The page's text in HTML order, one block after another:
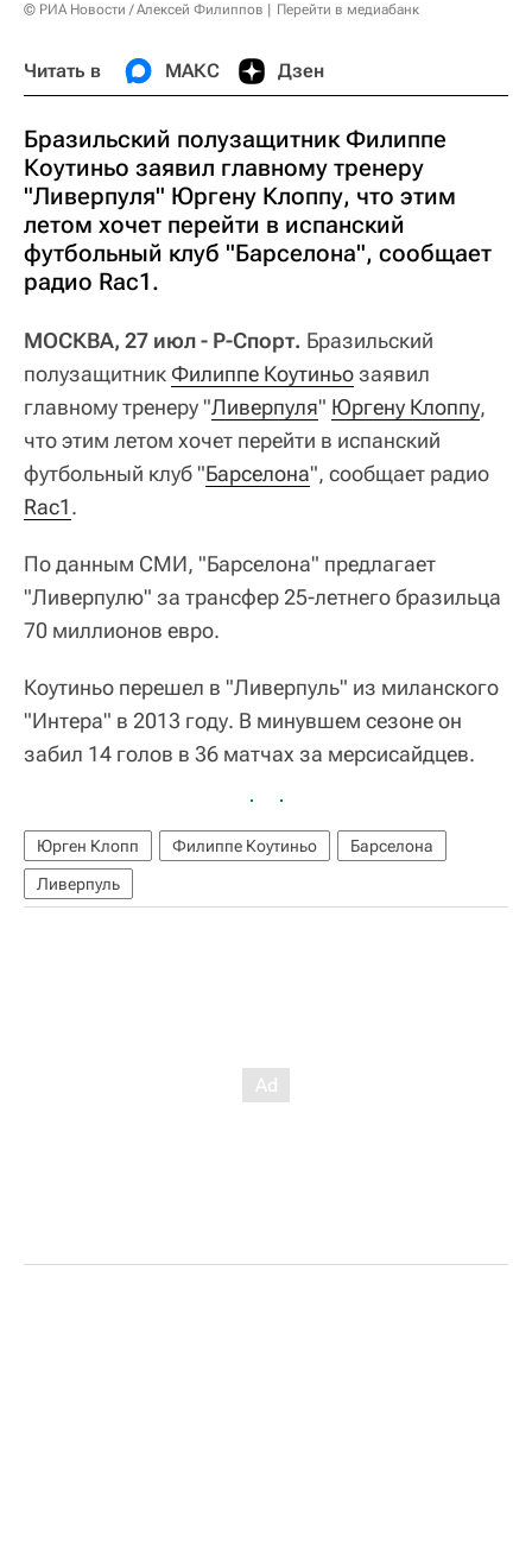
© РИА Новости / Алексей Филиппов Перейти в медиабанк
Читать в МАКС Дзен
Бразильский полузащитник Филиппе
Коутиньо заявил главному тренеру
"Ливерпуля" Юргену Клоппу, что этим
летом хочет перейти в испанский
футбольный клуб "Барселона", сообщает
радио Rac1.
МОСКВА, 27 июл - Р-Спорт. Бразильский
полузащитник Филиппе Коутиньозаявил
главному тренеру "Ливерпуля" Юргену Клоппу,
что этим летом хочет перейти в испанский
футбольный клуб "Барселона", сообщает радио
Rac1.
По данным СМИ, "Барселона" предлагает
"Ливерпулю" за трансфер 25-летнего бразильца
70 миллионов евро.
Коутиньо перешел в "Ливерпуль" из миланского
"Интера" в 2013 году. В минувшем сезоне он
забил 14 голов в 36 матчах за мерсисайдцев.
Юрген Клопп Филиппе Коутиньо
Барселона
Ливерпуль